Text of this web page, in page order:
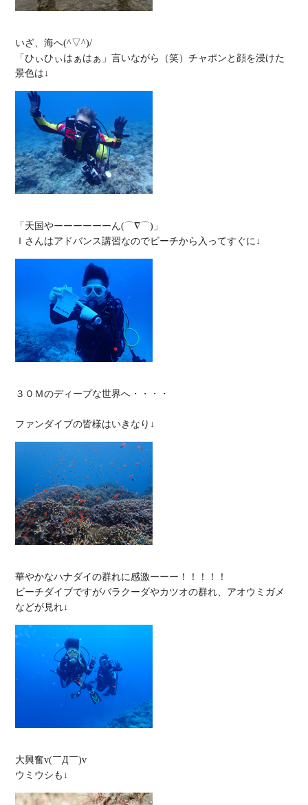
いざ、海へ(^▽^)/
「ひぃひぃはぁはぁ」言いながら（笑）チャポンと顔を浸けた
「天国やーーーーーーん(⌒∇⌒)」
３０Ｍのディープな世界へ・・・・
華やかなハナダイの群れに感激ーーー！！！！！
ビーチダイブですがバラクーダやカツオの群れ、アオウミガメ
大興奮v(￣Д￣)v